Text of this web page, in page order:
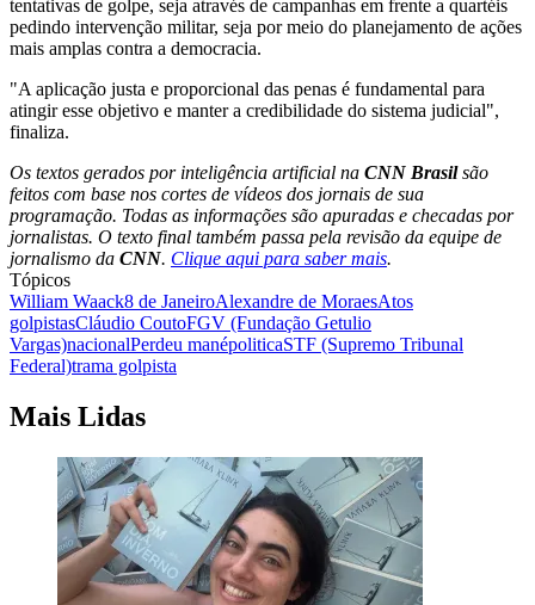
tentativas de golpe, seja através de campanhas em frente a quartéis
pedindo intervenção militar, seja por meio do planejamento de ações
mais amplas contra a democracia.
"A aplicação justa e proporcional das penas é fundamental para
atingir esse objetivo e manter a credibilidade do sistema judicial",
finaliza.
Os textos gerados por inteligência artificial na CNN Brasilsão
feitos com base nos cortes de vídeos dos jornais de sua
programação. Todas as informações são apuradas e checadas por
jornalistas. O texto final também passa pela revisão da equipe de
jornalismo da CNN. Clique aqui para saber mais.
Tópicos
William Waack8 de JaneiroAlexandre de MoraesAtos
golpistasCláudio CoutoFGV (Fundação Getulio
Vargas)nacionalPerdeu manépoliticaSTF (Supremo Tribunal
Federal)trama golpista
Mais Lidas